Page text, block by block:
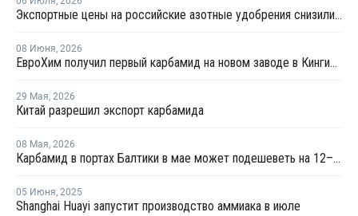
Экспортные цены на российские азотные удобрения снизились на 22-40%
08 Июня, 2026
ЕвроХим получил первый карбамид на новом заводе в Кингисеппе
29 Мая, 2026
Китай разрешил экспорт карбамида
08 Мая, 2026
Карбамид в портах Балтики в мае может подешеветь на 12–18%
05 Июня, 2025
Shanghai Huayi запустит производство аммиака в июле